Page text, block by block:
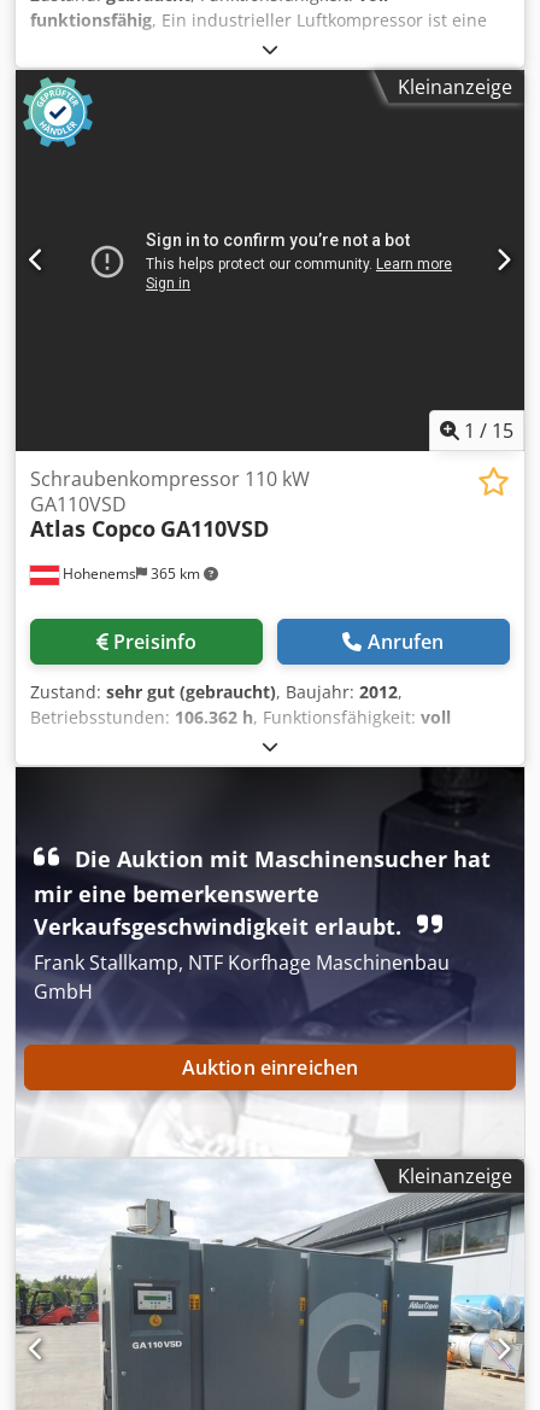
funktionsfähig, Ein industrieller Luftkompressor ist eine
Maschine, die den Druck und den Durchfluss von Druckluft
erhöht, um verschiedene industrielle Werkzeuge, Geräte
und Prozesse anzutreiben. Csdpfewnxziex Al IerfKleinanzeige
1 / 15
Hohenems 365 km
Schraubenkompressor 110 kW
GA110VSD
Atlas Copco GA110VSD
Preisinfo Anrufen
Zustand: sehr gut (gebraucht), Baujahr: 2012,
Betriebsstunden: 106.362 h, Funktionsfähigkeit: voll
, Premium Schraubenkompressor Atlas
Copco GA110VSD. Baujahr 2012. Crodoul U Tyjpfx Al Iof
Neue Stufe bei 50.000 Stunden bekommen. Mit WRG. 8.50
Die Auktion mit Maschinensucher hat
mir eine bemerkenswerte
Verkaufsgeschwindigkeit erlaubt.
Frank Stallkamp, NTF Korfhage Maschinenbau
GmbH
Auktion einreichen
Kleinanzeige